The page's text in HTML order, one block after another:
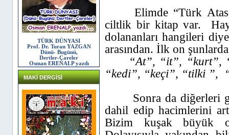
TÜRK DÜNYASI
Prof. Dr. Turan YAZGAN
Dünü- Bugünü,
Dertler-Çareler
Osman ERENALP yazdı
MAKİ DERGİSİ
Elimde “Türk
ciltlik bir kitap var.
dolananları hangileri
arasından. İlk on
“At”, “it”, “kurt”,
“kedi”, “keçi”, “tilki ”,
Sonra da diğerleri
dahil edip hacimlerini
Bizim kuşak büyük